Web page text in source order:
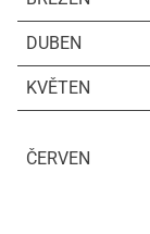
DUBEN
KVĚTEN
ČERVEN